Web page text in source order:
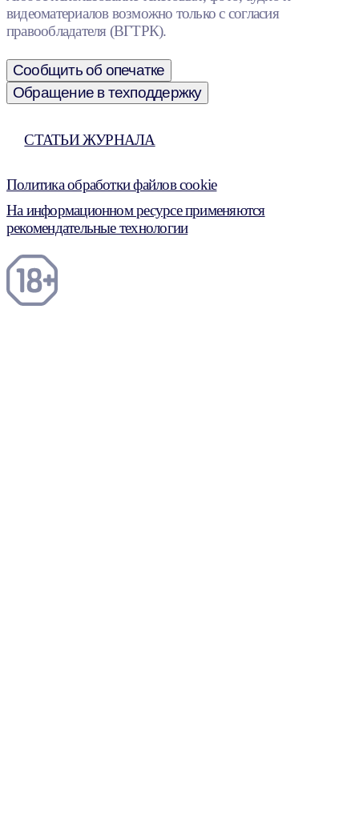
видеоматериалов возможно только с согласия
правообладателя (ВГТРК).
Сообщить об опечатке
Обращение в техподдержку
СТАТЬИ ЖУРНАЛА
Политика обработки файлов cookie
На информационном ресурсе применяются
рекомендательные технологии